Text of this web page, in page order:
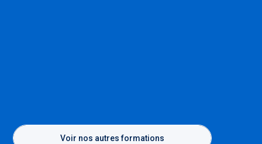
Voir nos autres formations